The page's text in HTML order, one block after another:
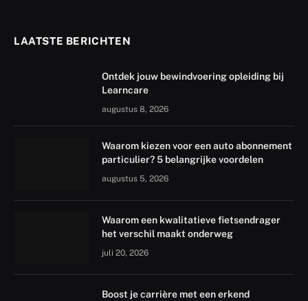
LAATSTE BERICHTEN
Ontdek jouw bewindvoering opleiding bij
Learncare
augustus 8, 2026
Waarom kiezen voor een auto abonnement
particulier? 5 belangrijke voordelen
augustus 5, 2026
Waarom een kwalitatieve fietsendrager
het verschil maakt onderweg
juli 20, 2026
Boost je carrière met een erkend